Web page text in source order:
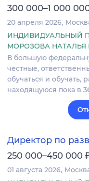
300 000–1 000
20 апреля 2026
ИНДИВИДУАЛЬНЫЙ
МОРОЗОВА
В большую
честные,
обучаться и обучать,
находящуюся пока в
Директор по
250 000–450 000
01 августа 2026